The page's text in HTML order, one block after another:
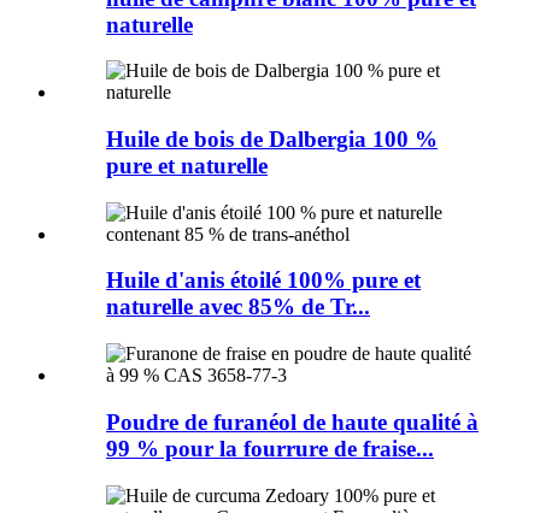
naturelle
Huile de bois de Dalbergia 100 %
pure et naturelle
Huile d'anis étoilé 100% pure et
naturelle avec 85% de Tr...
Poudre de furanéol de haute qualité à
99 % pour la fourrure de fraise...